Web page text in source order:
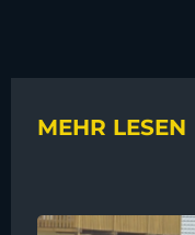
MEHR LESEN